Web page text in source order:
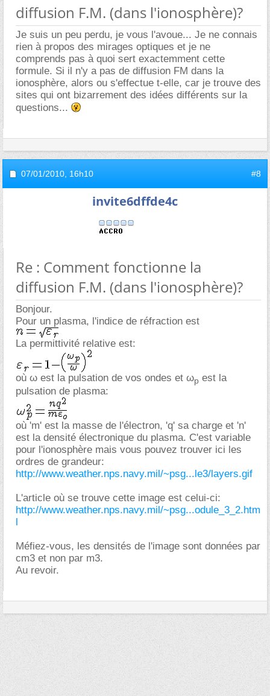
diffusion F.M. (dans l'ionosphère)?
Je suis un peu perdu, je vous l'avoue... Je ne connais
rien à propos des mirages optiques et je ne
comprends pas à quoi sert exactemment cette
formule. Si il n'y a pas de diffusion FM dans la
ionosphère, alors ou s'effectue t-elle, car je trouve des
sites qui ont bizarrement des idées différents sur la
questions...
07/01/2010, 16h10 #8
invite6dffde4c
Re : Comment fonctionne la
diffusion F.M. (dans l'ionosphère)?
Bonjour.
Pour un plasma, l'indice de réfraction est
La permittivité relative est:
où ω est la pulsation de vos ondes et ωp est la
pulsation de plasma:
où 'm' est la masse de l'électron, 'q' sa charge et 'n'
est la densité électronique du plasma. C'est variable
pour l'ionosphère mais vous pouvez trouver ici les
ordres de grandeur:
http://www.weather.nps.navy.mil/~psg...le3/layers.gif
L'article où se trouve cette image est celui-ci:
http://www.weather.nps.navy.mil/~psg...odule_3_2.htm
Méfiez-vous, les densités de l'image sont données par
cm3 et non par m3.
Au revoir.